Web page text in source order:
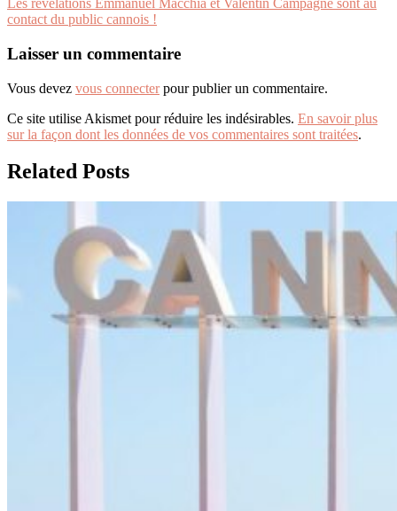
l’article
Les révélations Emmanuel Macchia et Valentin Campagne sont au
contact du public cannois !
Laisser un commentaire
Vous devez vous connecterpour publier un commentaire.
Ce site utilise Akismet pour réduire les indésirables. En savoir plus
sur la façon dont les données de vos commentaires sont traitées.
Related Posts